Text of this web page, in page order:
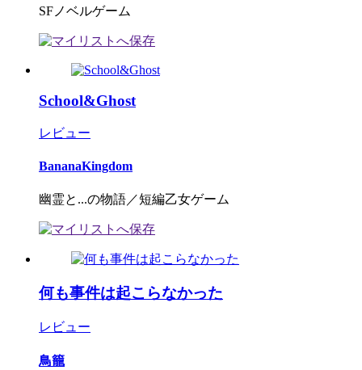
SFノベルゲーム
School&Ghost
レビュー
BananaKingdom
幽霊と...の物語／短編乙女ゲーム
何も事件は起こらなかった
レビュー
鳥籠